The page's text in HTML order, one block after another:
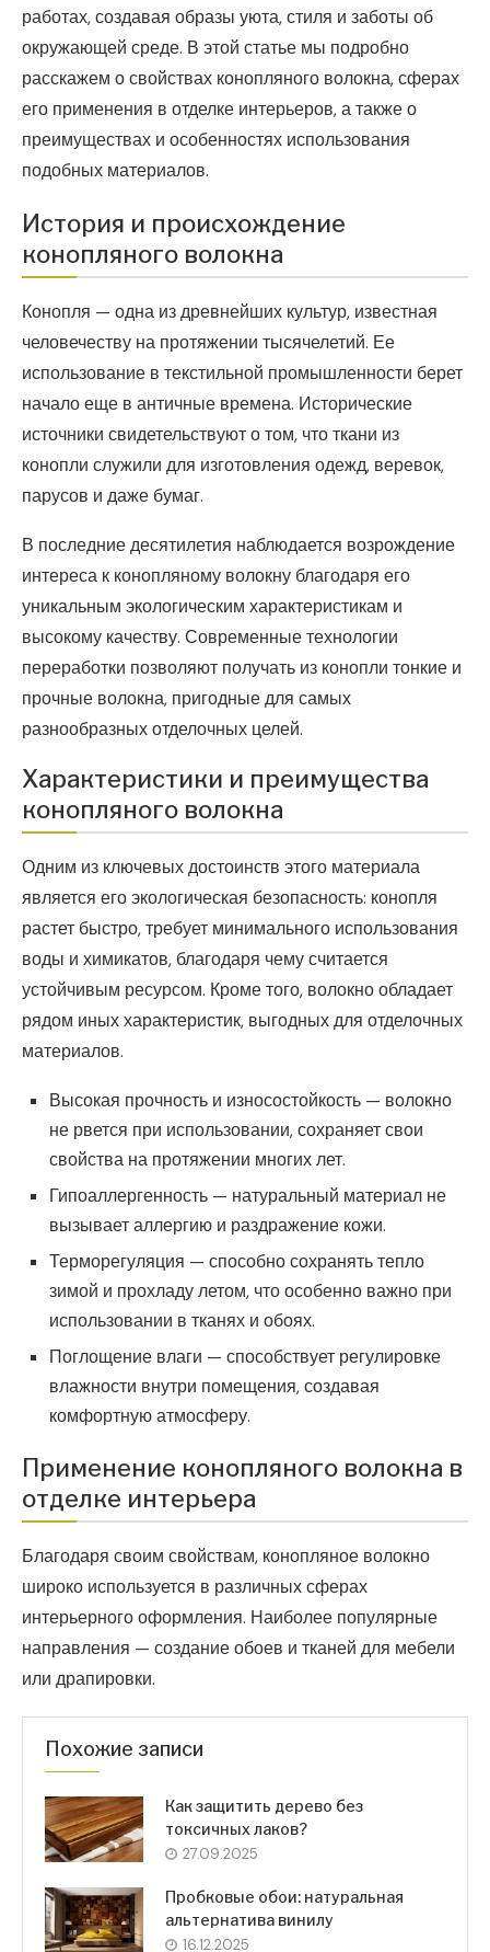
работах, создавая образы уюта, стиля и заботы об
окружающей среде. В этой статье мы подробно
расскажем о свойствах конопляного волокна, сферах
его применения в отделке интерьеров, а также о
преимуществах и особенностях использования
подобных материалов.
История и происхождение
конопляного волокна
Конопля — одна из древнейших культур, известная
человечеству на протяжении тысячелетий. Ее
использование в текстильной промышленности берет
начало еще в античные времена. Исторические
источники свидетельствуют о том, что ткани из
конопли служили для изготовления одежд, веревок,
парусов и даже бумаг.
В последние десятилетия наблюдается возрождение
интереса к конопляному волокну благодаря его
уникальным экологическим характеристикам и
высокому качеству. Современные технологии
переработки позволяют получать из конопли тонкие и
прочные волокна, пригодные для самых
разнообразных отделочных целей.
Характеристики и преимущества
конопляного волокна
Одним из ключевых достоинств этого материала
является его экологическая безопасность: конопля
растет быстро, требует минимального использования
воды и химикатов, благодаря чему считается
устойчивым ресурсом. Кроме того, волокно обладает
рядом иных характеристик, выгодных для отделочных
материалов.
Высокая прочность и износостойкость — волокно
не рвется при использовании, сохраняет свои
свойства на протяжении многих лет.
Гипоаллергенность — натуральный материал не
вызывает аллергию и раздражение кожи.
Терморегуляция — способно сохранять тепло
зимой и прохладу летом, что особенно важно при
использовании в тканях и обоях.
Поглощение влаги — способствует регулировке
влажности внутри помещения, создавая
комфортную атмосферу.
Применение конопляного волокна в
отделке интерьера
Благодаря своим свойствам, конопляное волокно
широко используется в различных сферах
интерьерного оформления. Наиболее популярные
направления — создание обоев и тканей для мебели
или драпировки.
Похожие записи
Как защитить дерево без
токсичных лаков?
27.09.2025
Пробковые обои: натуральная
альтернатива винилу
16.12.2025